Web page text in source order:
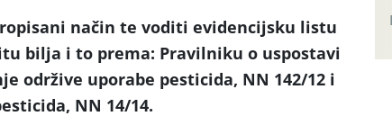
način te voditi evidencijsku listu
bilja i to prema: Pravilniku o uspostavi
održive uporabe pesticida, NN 142/12 i
NN 14/14.